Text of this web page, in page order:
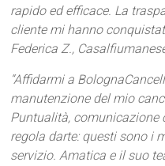
rapido ed efficace. La
cliente mi hanno
Federica Z.,
“Affidarmi a
manutenzione del mio
Puntualità, comunicazione
regola darte: questi sono
servizio. Amatica e il suo